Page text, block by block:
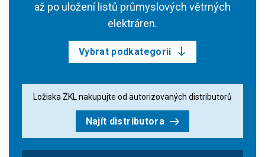
až po uložení listů průmyslových větrných
elektráren.
Vybrat podkategorii
Ložiska ZKL nakupujte od autorizovaných distributorů
Najít distributora